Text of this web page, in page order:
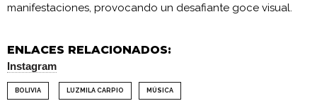
manifestaciones, provocando un desafiante goce visual.
ENLACES RELACIONADOS:
Instagram
BOLIVIA LUZMILA CARPIO MÚSICA